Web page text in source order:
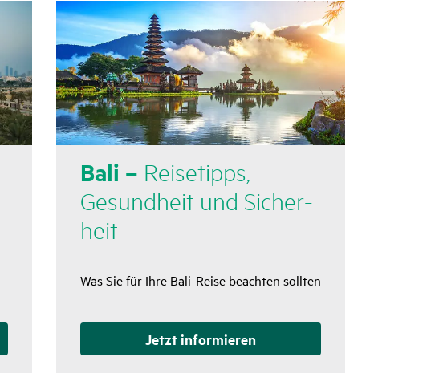
Bali – Reise­tipps,
Gesund­heit und Sicher­
heit
Was Sie für Ihre Bali-Reise beachten sollten
Jetzt infor­mieren